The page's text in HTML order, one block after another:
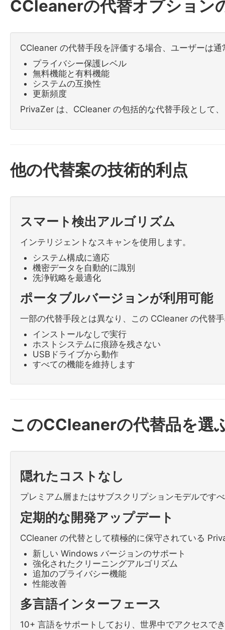
CCleanerの代替オプション
CCleaner の代替手段を評価する場合、ユーザーは
プライバシー保護レベル
無料機能と有料機能
システムの互換性
更新頻度
PrivaZer は、CCleaner の包括的な代替手段として
他の代替案の技術的利点
スマート検出アルゴリズム
インテリジェントなスキャンを使用します。
システム構成に適応
機密データを自動的に識別
洗浄戦略を最適化
ポータブルバージョンが利用可能
一部の代替手段とは異なり、この CCleaner の代替
インストールなしで実行
ホストシステムに痕跡を残さない
USBドライブから動作
すべての機能を維持します
このCCleanerの代替品を選
隠れたコストなし
プレミアム層またはサブスクリプションモデルです
定期的な開発アップデート
CCleaner の代替として積極的に保守されている
新しい Windows バージョンのサポート
強化されたクリーニングアルゴリズム
追加のプライバシー機能
性能改善
多言語インターフェース
10+ 言語をサポートしており、世界中でアクセスで